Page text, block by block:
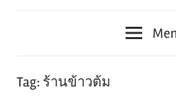
Tag: ร้านข้าวต้ม